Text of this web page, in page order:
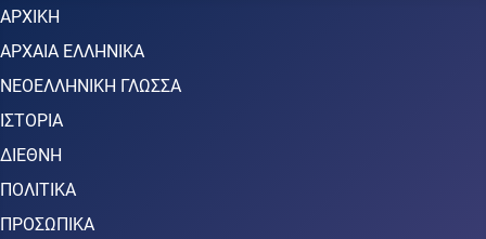
ΑΡΧΙΚΗ
ΑΡΧΑΙΑ ΕΛΛΗΝΙΚΑ
ΝΕΟΕΛΛΗΝΙΚΗ ΓΛΩΣΣΑ
ΙΣΤΟΡΙΑ
ΔΙΕΘΝΗ
ΠΟΛΙΤΙΚΑ
ΠΡΟΣΩΠΙΚΑ